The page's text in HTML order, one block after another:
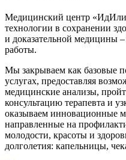
Медицинский центр
технологии в сохранении
и доказательной медицины
работы.
Мы закрываем как базовые
услугах, предоставляя
медицинские анализы,
консультацию терапевта и
оказываем инновационные
направленные на
молодости, красоты и
долголетия: капельницы,